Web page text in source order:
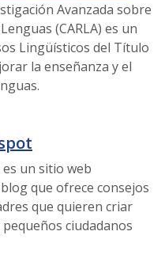
Avanzada sobre
(CARLA) es un
Lingüísticos del Título
la enseñanza y el
un sitio web
que ofrece consejos
que quieren criar
ciudadanos